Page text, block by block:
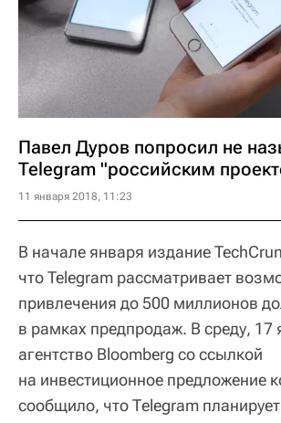
Павел Дуров попросил не
Telegram "российским
11 января 2018, 11:23
В начале января издание
что Telegram рассматривает
привлечения до 500 миллионов
в рамках предпродаж. В среду, 17
агентство Bloomberg со ссылкой
на инвестиционное предложение
сообщило, что Тelegram